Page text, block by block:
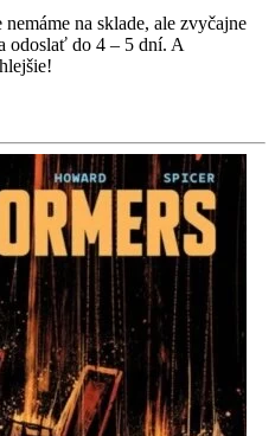
na sklade, ale zvyčajne
odoslať do 4 – 5 dní. A